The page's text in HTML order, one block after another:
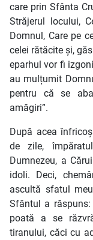
care prin Sfânta
Străjerul locului,
Domnul, Care pe
celei rătăcite și,
eparhul vor fi
au mulțumit
pentru că se
amăgiri”.
După acea
de zile,
Dumnezeu, a
idoli. Deci,
ascultă sfatul
Sfântul a
poată a se
tiranului, căci cu